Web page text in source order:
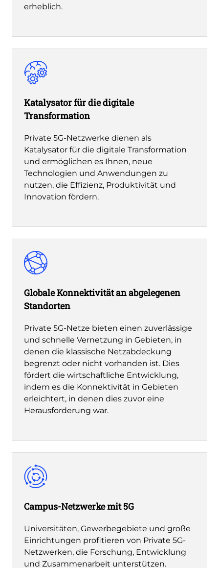
erheblich.
Katalysator für die digitale
Transformation
Private 5G-Netzwerke dienen als
Katalysator für die digitale Transformation
und ermöglichen es Ihnen, neue
Technologien und Anwendungen zu
nutzen, die Effizienz, Produktivität und
Innovation fördern.
Globale Konnektivität an abgelegenen
Standorten
Private 5G-Netze bieten einen zuverlässige
und schnelle Vernetzung in Gebieten, in
denen die klassische Netzabdeckung
begrenzt oder nicht vorhanden ist. Dies
fördert die wirtschaftliche Entwicklung,
indem es die Konnektivität in Gebieten
erleichtert, in denen dies zuvor eine
Herausforderung war.
Campus-Netzwerke mit 5G
Universitäten, Gewerbegebiete und große
Einrichtungen profitieren von Private 5G-
Netzwerken, die Forschung, Entwicklung
und Zusammenarbeit unterstützen.